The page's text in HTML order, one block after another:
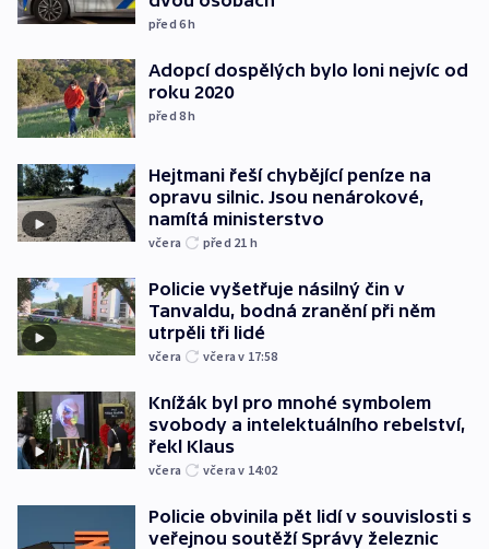
před 6h
Adopcí dospělých bylo loni nejvíc od
roku 2020
před 8h
Hejtmani řeší chybějící peníze na
opravu silnic. Jsou nenárokové,
namítá ministerstvo
včera před 21 h
Policie vyšetřuje násilný čin v
Tanvaldu, bodná zranění při něm
utrpěli tři lidé
včera včera v 17:58
Knížák byl pro mnohé symbolem
svobody a intelektuálního rebelství,
řekl Klaus
včera včera v 14:02
Policie obvinila pět lidí v souvislosti s
veřejnou soutěží Správy železnic